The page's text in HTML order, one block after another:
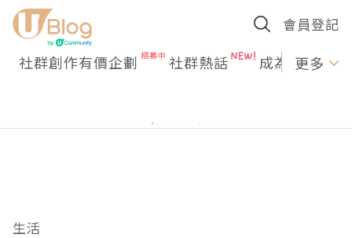
會員登記
社群創作有價企劃 社群熱話 成為U更多
生活